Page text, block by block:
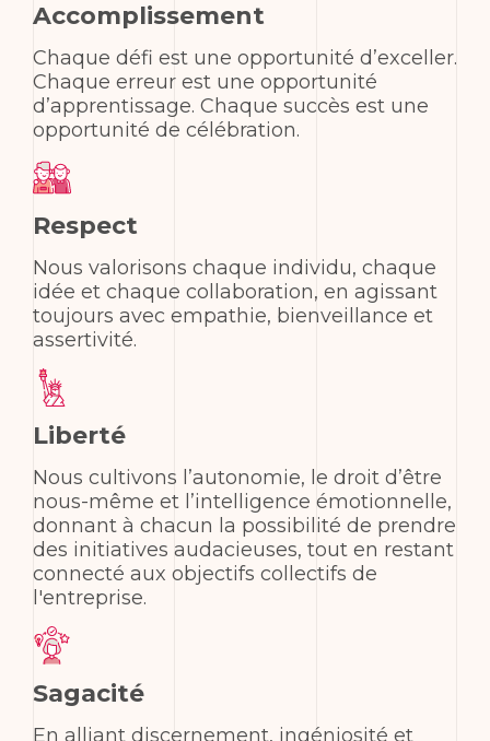
Accomplissement
Chaque défi est une opportunité d’exceller.
Chaque erreur est une opportunité
d’apprentissage. Chaque succès est une
opportunité de célébration.
Respect
Nous valorisons chaque individu, chaque
idée et chaque collaboration, en agissant
toujours avec empathie, bienveillance et
assertivité.
Liberté
Nous cultivons l’autonomie, le droit d’être
nous-même et l’intelligence émotionnelle,
donnant à chacun la possibilité de prendre
des initiatives audacieuses, tout en restant
connecté aux objectifs collectifs de
l'entreprise.
Sagacité
En alliant discernement, ingéniosité et